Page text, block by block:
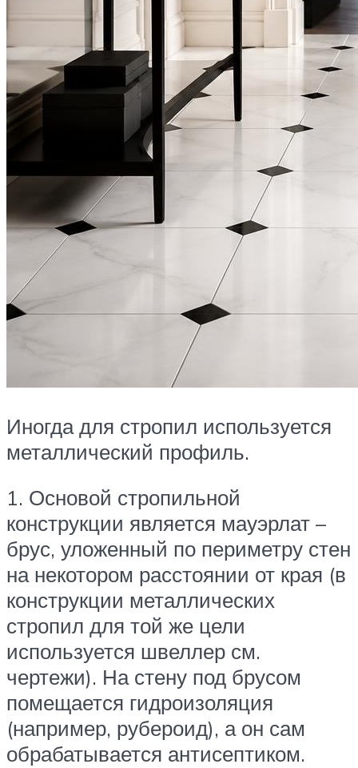
Иногда для стропил используется
металлический профиль.
1. Основой стропильной
конструкции является мауэрлат –
брус, уложенный по периметру стен
на некотором расстоянии от края (в
конструкции металлических
стропил для той же цели
используется швеллер см.
чертежи). На стену под брусом
помещается гидроизоляция
(например, рубероид), а он сам
обрабатывается антисептиком.